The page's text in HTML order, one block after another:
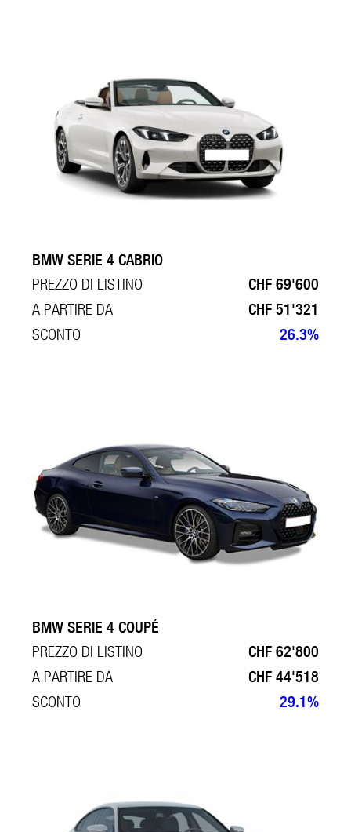
BMW SERIE 4 CABRIO
PREZZO DI LISTINO
CHF 69'600
A PARTIRE DA
CHF 51'321
SCONTO
26.3%
BMW SERIE 4 COUPÉ
PREZZO DI LISTINO
CHF 62'800
A PARTIRE DA
CHF 44'518
SCONTO
29.1%